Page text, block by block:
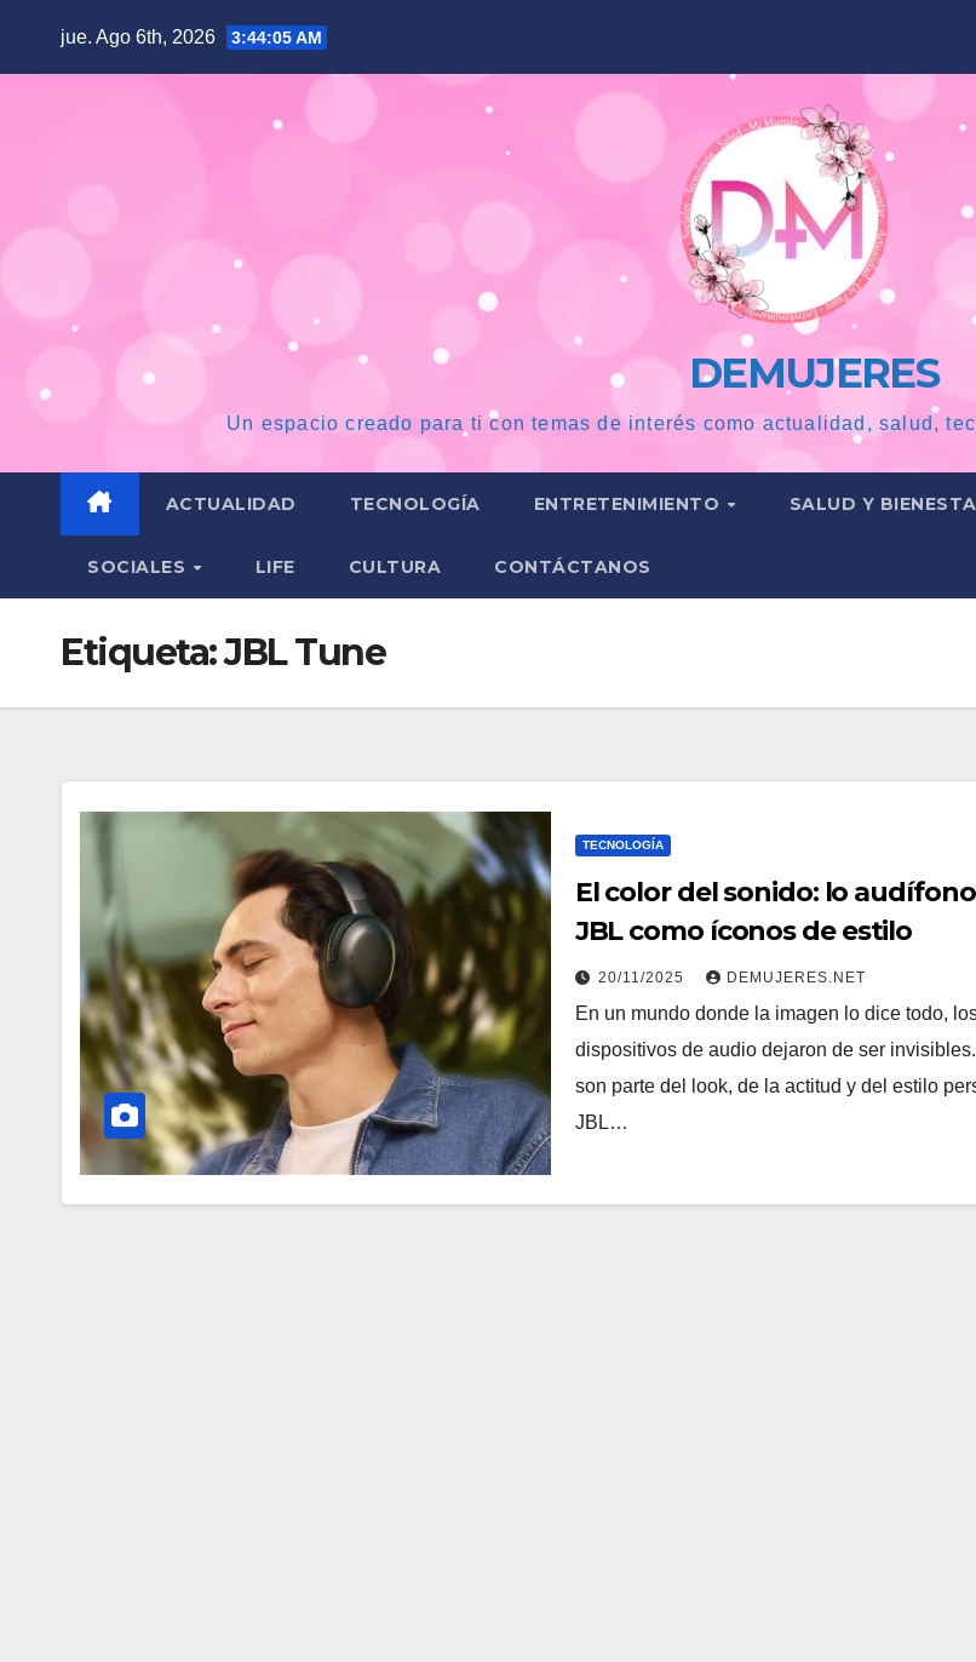
jue. Ago 6th, 2026 3:44:06 AM
DEMUJERES
Un espacio creado para ti con temas de interés como actualidad, salud,
ACTUALIDAD TECNOLOGÍA ENTRETENIMIENTO SALUD Y
SOCIALES LIFE CULTURA CONTÁCTANOS
Etiqueta:JBL Tune
TECNOLOGÍA
El color del sonido: lo
JBL como íconos de estilo
20/11/2025 DEMUJERES.NET
En un mundo donde la imagen lo dice todo,
dispositivos de audio dejaron de ser
son parte del look, de la actitud y del estilo
JBL…